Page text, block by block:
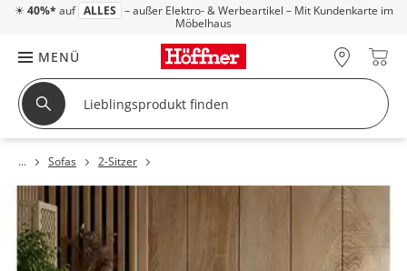
☀ 40%* auf ALLES – außer Elektro- & Werbeartikel – Mit Kundenkarte im
Möbelhaus
MENÜ
Sofas 2-Sitzer